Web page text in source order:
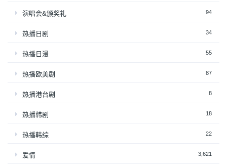
演唱会&颁奖礼 94
热播日剧 34
热播日漫 55
热播欧美剧 87
热播港台剧 8
热播韩剧 18
热播韩综 22
爱情 3,621